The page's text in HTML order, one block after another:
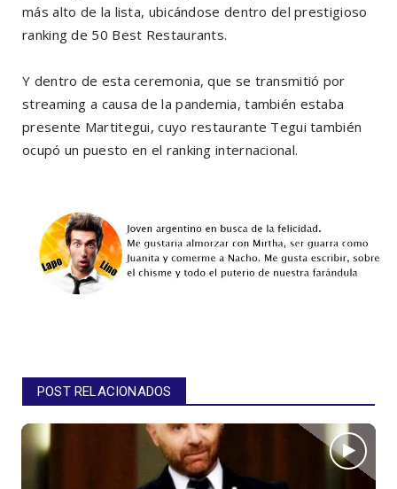
más alto de la lista, ubicándose dentro del prestigioso
ranking de 50 Best Restaurants.
Y dentro de esta ceremonia, que se transmitió por
streaming a causa de la pandemia, también estaba
presente Martitegui, cuyo restaurante Tegui también
ocupó un puesto en el ranking internacional.
POST RELACIONADOS